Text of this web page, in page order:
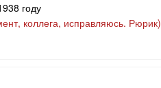
году
коллега, исправляюсь. Рюрик)